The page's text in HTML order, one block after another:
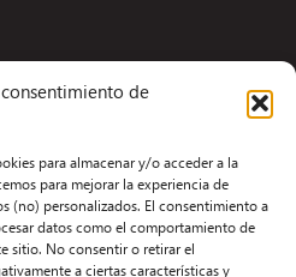
de
para almacenar y/o acceder a la
para mejorar la experiencia de
(no) personalizados. El consentimiento a
datos como el comportamiento de
sitio. No consentir o retirar el
a ciertas características y
Legal
y condiciones
privacidad